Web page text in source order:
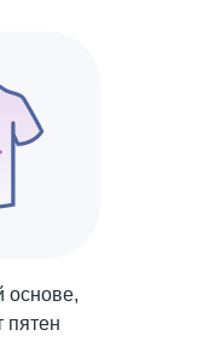
основе,
пятен